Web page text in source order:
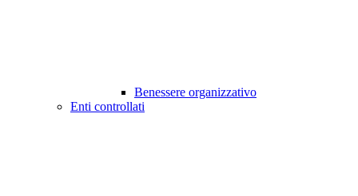
Benessere organizzativo
Enti controllati